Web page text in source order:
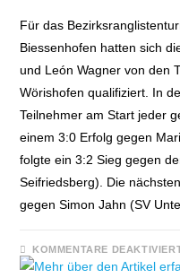
Für das
Biessenhofen hatten sich
und León Wagner von den
Wörishofen qualifiziert. In
Teilnehmer am Start jeder
einem 3:0 Erfolg gegen
folgte ein 3:2 Sieg gegen
Seifriedsberg). Die
gegen Simon Jahn (SV
KOMMENTARE